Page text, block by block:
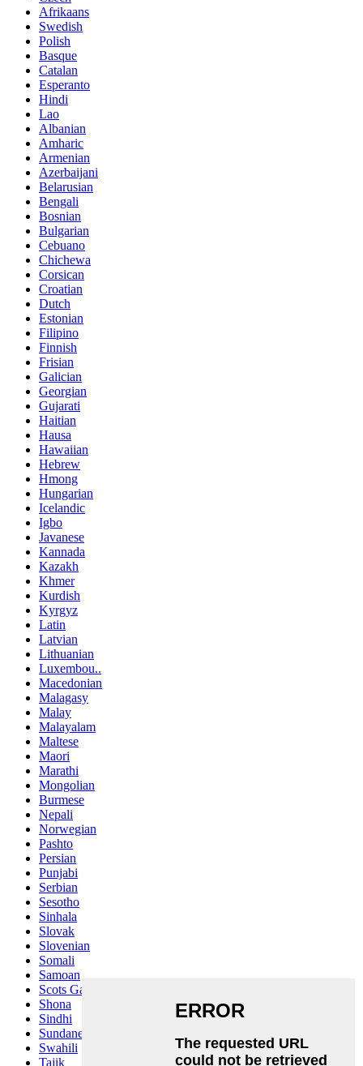
Afrikaans
Swedish
Polish
Basque
Catalan
Esperanto
Hindi
Lao
Albanian
Amharic
Armenian
Azerbaijani
Belarusian
Bengali
Bosnian
Bulgarian
Cebuano
Chichewa
Corsican
Croatian
Dutch
Estonian
Filipino
Finnish
Frisian
Galician
Georgian
Gujarati
Haitian
Hausa
Hawaiian
Hebrew
Hmong
Hungarian
Icelandic
Igbo
Javanese
Kannada
Kazakh
Khmer
Kurdish
Kyrgyz
Latin
Latvian
Lithuanian
Luxembou..
Macedonian
Malagasy
Malay
Malayalam
Maltese
Maori
Marathi
Mongolian
Burmese
Nepali
Norwegian
Pashto
Persian
Punjabi
Serbian
Sesotho
Sinhala
Slovak
Slovenian
Somali
Samoan
Scots Gaelic
Shona
Sindhi
Sundanese
Swahili
Tajik